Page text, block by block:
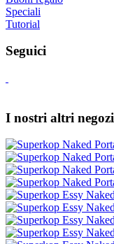
Speciali
Tutorial
Seguici
I nostri altri negozi